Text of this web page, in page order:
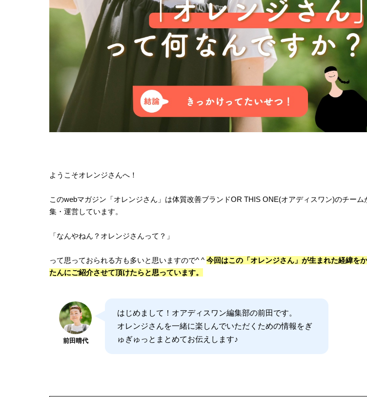
ようこそオレンジさんへ！
このwebマガジン「オレンジさん」は体質改善ブランドOR THIS ONE(オアディスワン)のチーム
集・運営しています。
「なんやねん？オレンジさんって？」
って思っておられる方も多いと思いますので^ ^ 今回はこの「オレンジさん」が生まれた経緯を
たんにご紹介させて頂けたらと思っています。
前田晴代
はじめまして！オアディスワン編集部の前田です。
オレンジさんを一緒に楽しんでいただくための情報をぎ
ゅぎゅっとまとめてお伝えします♪